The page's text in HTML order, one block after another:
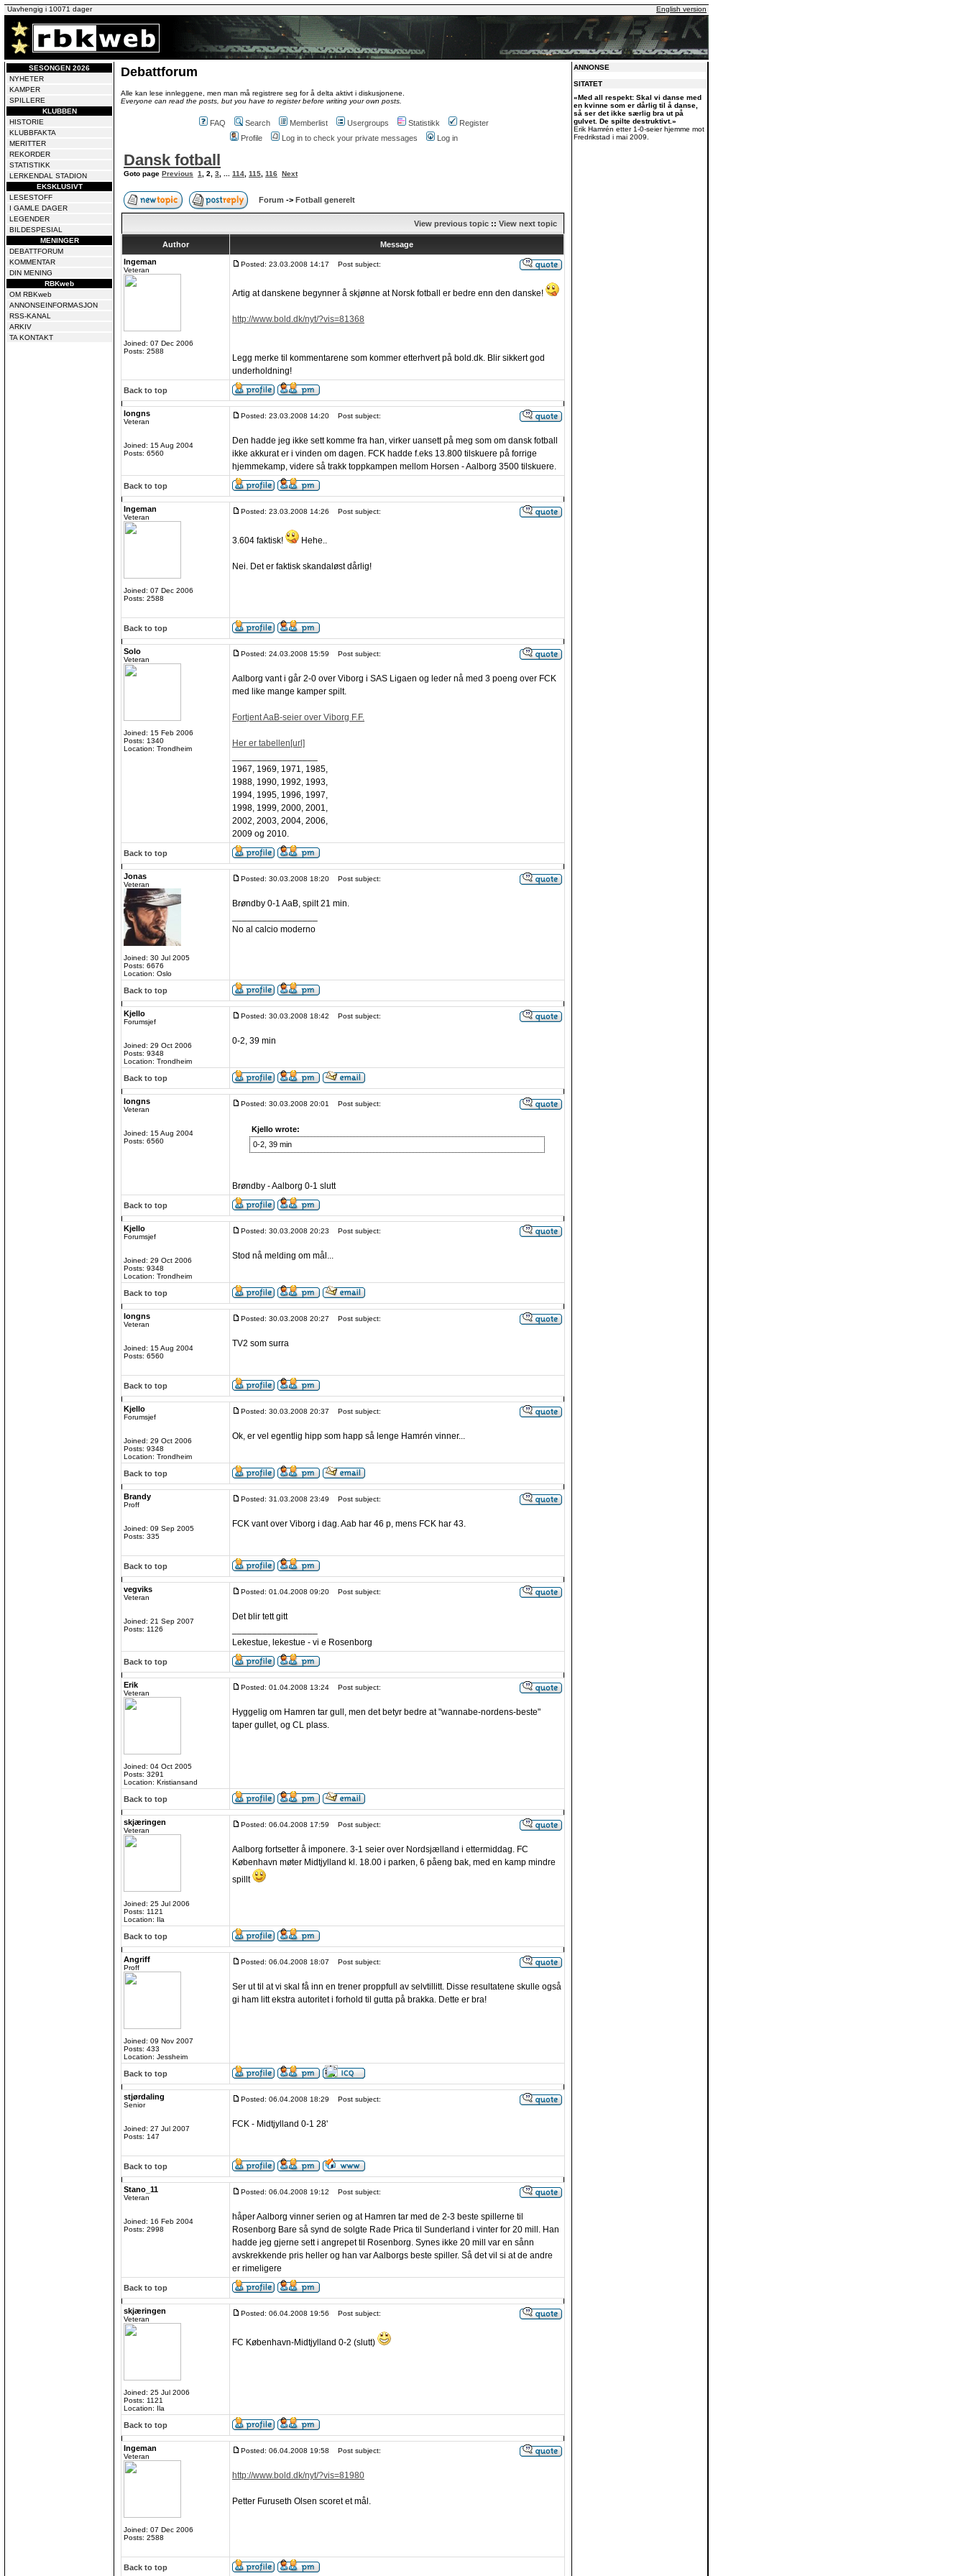
Uavhengig i 10071 dager English version
SESONGEN 2026
NYHETER
KAMPER
SPILLERE
KLUBBEN
HISTORIE
KLUBBFAKTA
MERITTER
REKORDER
STATISTIKK
LERKENDAL STADION
EKSKLUSIVT
LESESTOFF
I GAMLE DAGER
LEGENDER
BILDESPESIAL
MENINGER
DEBATTFORUM
KOMMENTAR
DIN MENING
RBKweb
OM RBKweb
ANNONSEINFORMASJON
RSS-KANAL
ARKIV
TA KONTAKT
Debattforum
Alle kan lese innleggene, men man må registrere seg for å delta aktivt i diskusjonene.
Everyone can read the posts, but you have to register before writing your own posts.
FAQ Search Memberlist Usergroups Statistikk
Register
Profile
Log in to check your private messages Log in
Dansk fotball
Goto page Previous 1 2 3 114 115 116 Next
Forum -> Fotball generelt
View previous topic :: View next topic
Author
Message
Ingeman
Veteran
Joined: 07 Dec 2006
Posts: 2588
Posted: 23.03.2008 14:17 Post subject:
Artig at danskene begynner å skjønne at Norsk fotball er bedre enn den danske!
http://www.bold.dk/nyt/?vis=81368
Legg merke til kommentarene som kommer etterhvert på bold.dk. Blir sikkert god
underholdning!
Back to top
longns
Veteran
Joined: 15 Aug 2004
Posts: 6560
Posted: 23.03.2008 14:20 Post subject:
Den hadde jeg ikke sett komme fra han, virker uansett på meg som om dansk fotball
ikke akkurat er i vinden om dagen. FCK hadde f.eks 13.800 tilskuere på forrige
hjemmekamp, videre så trakk toppkampen mellom Horsen - Aalborg 3500 tilskuere.
Back to top
Ingeman
Veteran
Joined: 07 Dec 2006
Posts: 2588
Posted: 23.03.2008 14:26 Post subject:
3.604 faktisk! Hehe..
Nei. Det er faktisk skandaløst dårlig!
Back to top
Solo
Veteran
Joined: 15 Feb 2006
Posts: 1340
Location: Trondheim
Posted: 24.03.2008 15:59 Post subject:
Aalborg vant i går 2-0 over Viborg i SAS Ligaen og leder nå med 3 poeng over FCK
med like mange kamper spilt.
Fortjent AaB-seier over Viborg F.F.
Her er tabellen[url]
1967, 1969, 1971, 1985,
1988, 1990, 1992, 1993,
1994, 1995, 1996, 1997,
1998, 1999, 2000, 2001,
2002, 2003, 2004, 2006,
2009 og 2010.
Back to top
Jonas
Veteran
Joined: 30 Jul 2005
Posts: 6676
Location: Oslo
Posted: 30.03.2008 18:20 Post subject:
Brøndby 0-1 AaB, spilt 21 min.
No al calcio moderno
Back to top
Kjello
Forumsjef
Joined: 29 Oct 2006
Posts: 9348
Location: Trondheim
Posted: 30.03.2008 18:42 Post subject:
0-2, 39 min
Back to top
longns
Veteran
Joined: 15 Aug 2004
Posts: 6560
Posted: 30.03.2008 20:01 Post subject:
Kjello wrote:
0-2, 39 min
Brøndby - Aalborg 0-1 slutt
Back to top
Kjello
Forumsjef
Joined: 29 Oct 2006
Posts: 9348
Location: Trondheim
Posted: 30.03.2008 20:23 Post subject:
Stod nå melding om mål...
Back to top
longns
Veteran
Joined: 15 Aug 2004
Posts: 6560
Posted: 30.03.2008 20:27 Post subject:
TV2 som surra
Back to top
Kjello
Forumsjef
Joined: 29 Oct 2006
Posts: 9348
Location: Trondheim
Posted: 30.03.2008 20:37 Post subject:
Ok, er vel egentlig hipp som happ så lenge Hamrén vinner...
Back to top
Brandy
Proff
Joined: 09 Sep 2005
Posts: 335
Posted: 31.03.2008 23:49 Post subject:
FCK vant over Viborg i dag. Aab har 46 p, mens FCK har 43.
Back to top
vegviks
Veteran
Joined: 21 Sep 2007
Posts: 1126
Posted: 01.04.2008 09:20 Post subject:
Det blir tett gitt
Lekestue, lekestue - vi e Rosenborg
Back to top
Erik
Veteran
Joined: 04 Oct 2005
Posts: 3291
Location: Kristiansand
Posted: 01.04.2008 13:24 Post subject:
Hyggelig om Hamren tar gull, men det betyr bedre at "wannabe-nordens-beste"
taper gullet, og CL plass.
Back to top
skjæringen
Veteran
Joined: 25 Jul 2006
Posts: 1121
Location: Ila
Posted: 06.04.2008 17:59 Post subject:
Aalborg fortsetter å imponere. 3-1 seier over Nordsjælland i ettermiddag. FC
København møter Midtjylland kl. 18.00 i parken, 6 påeng bak, med en kamp mindre
spillt
Back to top
Angriff
Proff
Joined: 09 Nov 2007
Posts: 433
Location: Jessheim
Posted: 06.04.2008 18:07 Post subject:
Ser ut til at vi skal få inn en trener proppfull av selvtillitt. Disse resultatene skulle også
gi ham litt ekstra autoritet i forhold til gutta på brakka. Dette er bra!
Back to top
stjørdaling
Senior
Joined: 27 Jul 2007
Posts: 147
Posted: 06.04.2008 18:29 Post subject:
FCK - Midtjylland 0-1 28'
Back to top
Stano_11
Veteran
Joined: 16 Feb 2004
Posts: 2998
Posted: 06.04.2008 19:12 Post subject:
håper Aalborg vinner serien og at Hamren tar med de 2-3 beste spillerne til
Rosenborg Bare så synd de solgte Rade Prica til Sunderland i vinter for 20 mill. Han
hadde jeg gjerne sett i angrepet til Rosenborg. Synes ikke 20 mill var en sånn
avskrekkende pris heller og han var Aalborgs beste spiller. Så det vil si at de andre
er rimeligere
Back to top
skjæringen
Veteran
Joined: 25 Jul 2006
Posts: 1121
Location: Ila
Posted: 06.04.2008 19:56 Post subject:
FC København-Midtjylland 0-2 (slutt)
Back to top
Ingeman
Veteran
Joined: 07 Dec 2006
Posts: 2588
Posted: 06.04.2008 19:58 Post subject:
http://www.bold.dk/nyt/?vis=81980
Petter Furuseth Olsen scoret et mål.
Back to top
ANNONSE
SITATET
«Med all respekt: Skal vi danse med
en kvinne som er dårlig til å danse,
så ser det ikke særlig bra ut på
gulvet. De spilte destruktivt.»
Erik Hamrén etter 1-0-seier hjemme mot
Fredrikstad i mai 2009.